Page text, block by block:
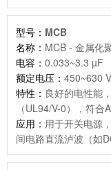
型号： MCB
名称： MCB - 金属化
电容： 0.033~3.3 µF
额定电压： 450~630
特性： 良好的电性能
（UL94/V-0），符合
应用： 用于开关电源
间电路直流泸波（如